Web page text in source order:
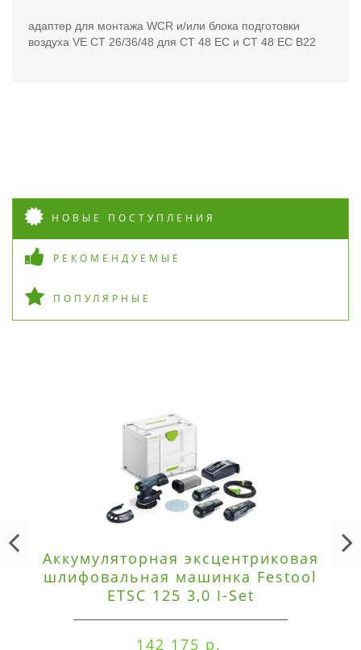
адаптер для монтажа WCR и/или блока подготовки
воздуха VE CT 26/36/48 для CT 48 EC и CT 48 EC B22
НОВЫЕ ПОСТУПЛЕНИЯ
РЕКОМЕНДУЕМЫЕ
ПОПУЛЯРНЫЕ
Аккумуляторная эксцентриковая
шлифовальная машинка Festool
ETSC 125 3,0 I-Set
142 175 р.